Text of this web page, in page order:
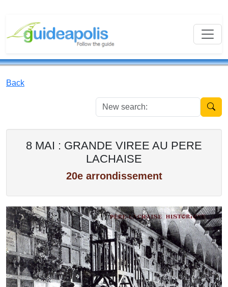
Back
New
8 MAI : GRANDE VIREE AU PERE
LACHAISE
20e arrondissement